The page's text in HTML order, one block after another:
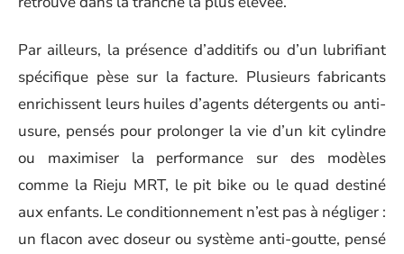
Par ailleurs, la présence d’additifs ou d’un lubrifiant
spécifique pèse sur la facture. Plusieurs fabricants
enrichissent leurs huiles d’agents détergents ou anti-
usure, pensés pour prolonger la vie d’un kit cylindre
ou maximiser la performance sur des modèles
comme la Rieju MRT, le pit bike ou le quad destiné
aux enfants. Le conditionnement n’est pas à négliger :
un flacon avec doseur ou système anti-goutte, pensé